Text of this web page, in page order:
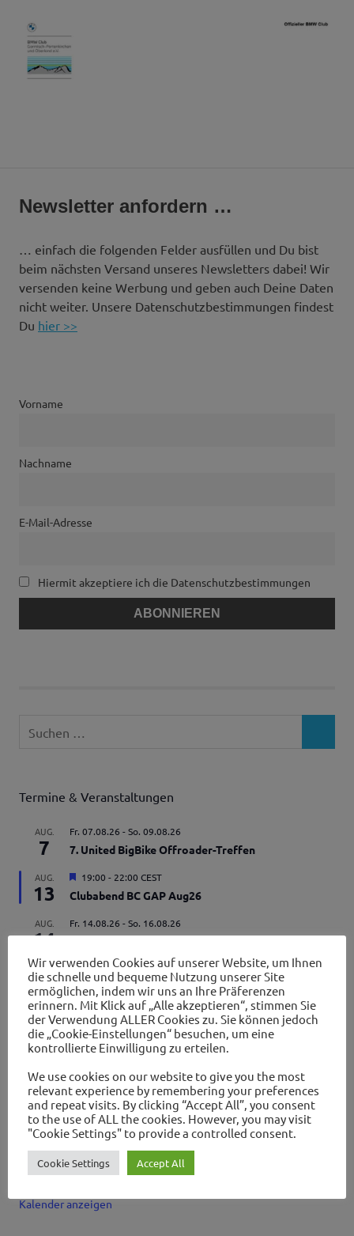
springen
&
Oberland
e.V.
aus
Newsletter anfordern …
… einfach die folgenden Felder ausfüllen und Du bist
beim nächsten Versand unseres Newsletters dabei! Wir
versenden keine Werbung und geben auch Deine Daten
nicht weiter. Unsere Datenschutzbestimmungen findest
Du hier >>
Vorname
Nachname
E-Mail-Adresse
Hiermit akzeptiere ich die Datenschutzbestimmungen
nach:
Termine & Veranstaltungen
AUG.
7
Fr. 07.08.26 -So. 09.08.26
7. United BigBike Offroader-Treffen
AUG.
13
Hervorgehoben
19:00 - 22:00 CEST
Clubabend BC GAP Aug26
AUG.
14
Fr. 14.08.26 -So. 16.08.26
AUG.
15
09:00-14:00 CEST
Wheels & Weißwürscht Aug26 (2)
AUG.
23
So. 23.08.26 - Fr. 11.09.26
Rumänien-Tour
30
Hervorgehoben
BMW Frühschoppen Aug26
SEP.
4
Fr. 04.09.26 -So. 06.09.26
Glemseck 101 ::: ROUND 19 ::: 2026
SEP.
5
09:00-14:00 CEST
Wheels & Weißwürscht Sep26 (1)
Kalender anzeigen
Wir verwenden Cookies auf unserer Website, um Ihnen
die schnelle und bequeme Nutzung unserer Site
ermöglichen, indem wir uns an Ihre Präferenzen
erinnern. Mit Klick auf „Alle akzeptieren“, stimmen Sie
der Verwendung ALLER Cookies zu. Sie können jedoch
die „Cookie-Einstellungen“ besuchen, um eine
kontrollierte Einwilligung zu erteilen.
We use cookies on our website to give you the most
relevant experience by remembering your preferences
and repeat visits. By clicking “Accept All”, you consent
to the use of ALL the cookies. However, you may visit
"Cookie Settings" to provide a controlled consent.
Cookie Settings Accept All